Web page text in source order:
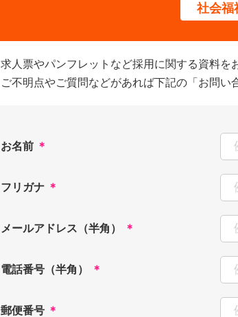
社会福
求人票やパンフレットなど採用に関する資料を
ご不明点やご質問などがあれば下記の「お問い
お名前 ＊
フリガナ ＊
メールアドレス（半角） ＊
電話番号（半角） ＊
郵便番号 ＊